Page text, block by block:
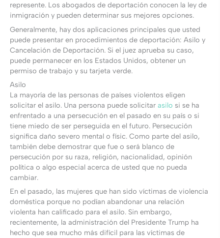
represente. Los abogados de deportación conocen la ley de
inmigración y pueden determinar sus mejores opciones.
Generalmente, hay dos aplicaciones principales que usted
puede presentar en procedimientos de deportación: Asilo y
Cancelación de Deportación. Si el juez aprueba su caso,
puede permanecer en los Estados Unidos, obtener un
permiso de trabajo y su tarjeta verde.
Asilo
La mayoría de las personas de países violentos eligen
solicitar el asilo. Una persona puede solicitar asilo si se ha
enfrentado a una persecución en el pasado en su país o si
tiene miedo de ser perseguida en el futuro. Persecución
significa daño severo mental o físic. Como parte del asilo,
también debe demostrar que fue o será blanco de
persecución por su raza, religión, nacionalidad, opinión
política o algo especial acerca de usted que no pueda
cambiar.
En el pasado, las mujeres que han sido víctimas de violencia
doméstica porque no podían abandonar una relación
violenta han calificado para el asilo. Sin embargo,
recientemente, la administración del Presidente Trump ha
hecho que sea mucho más difícil para las víctimas de